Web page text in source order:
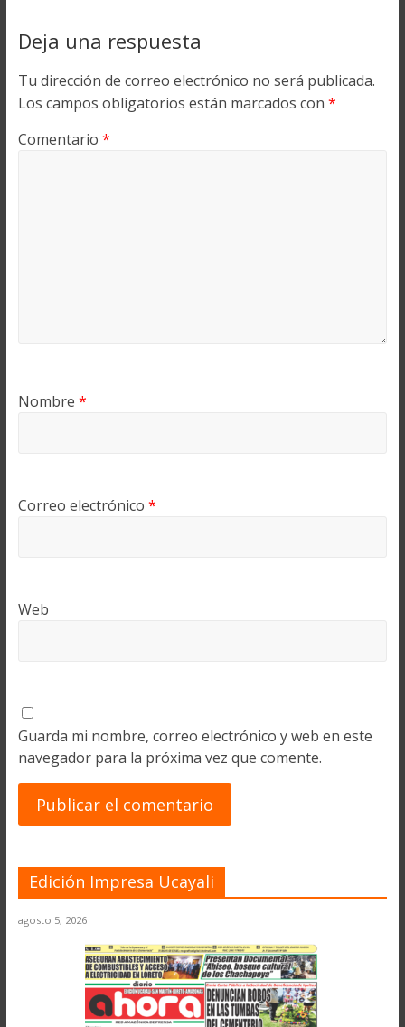
Deja una respuesta
Tu dirección de correo electrónico no será publicada.
Los campos obligatorios están marcados con *
Comentario *
Nombre *
Correo electrónico *
Web
Guarda mi nombre, correo electrónico y web en este
navegador para la próxima vez que comente.
Edición Impresa Ucayali
agosto 5, 2026